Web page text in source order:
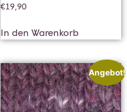
€19,90
In den Warenkorb
Angebot!